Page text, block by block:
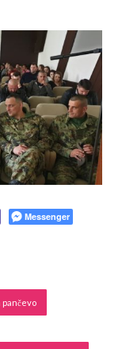
Messenger
pančevo